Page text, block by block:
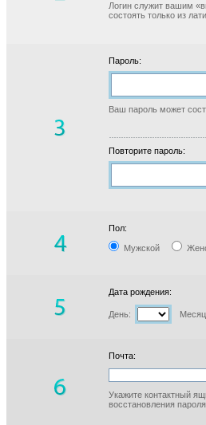
Логин служит вашим
состоять только из
Пароль:
Ваш пароль может
Повторите пароль:
Пол:
Мужской
Дата рождения:
День:
Почта:
Укажите контактный
восстановления пароля.